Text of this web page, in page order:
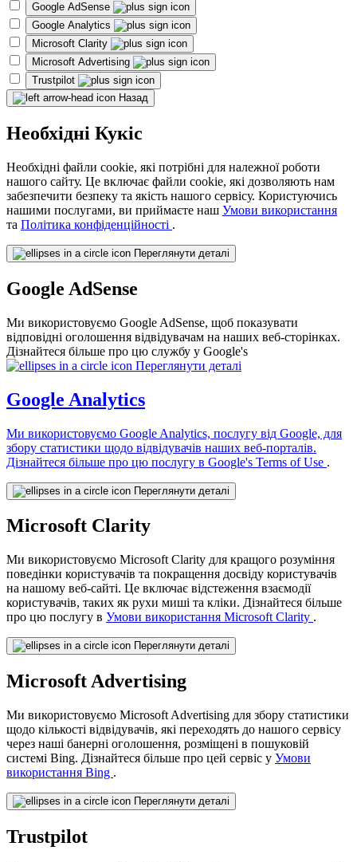
Google AdSense
Google Analytics
Microsoft Clarity
Microsoft Advertising
Trustpilot
Назад
Необхідні Кукіс
Необхідні файли cookie, які потрібні для належної роботи
нашого сайту. Це включає файли cookie, які дозволяють нам
забезпечити безпеку та якість нашого сервісу. Користуючись
нашими послугами, ви приймаєте наш Умови використання
та Політика конфіденційності .
Переглянути деталі
Google AdSense
Ми використовуємо Google AdSense, щоб показувати
відповідні оголошення відвідувачам на наших веб-сторінках.
Дізнайтеся більше про цю службу у Google's
Переглянути деталі
Google Analytics
Ми використовуємо Google Analytics, послугу від Google, для
збору статистики щодо відвідувачів наших веб-порталів.
Дізнайтеся більше про цю послугу в Google's Terms of Use .
Переглянути деталі
Microsoft Clarity
Ми використовуємо Microsoft Clarity для кращого розуміння
поведінки користувачів та покращення досвіду користувачів
на нашому веб-сайті. Це включає відстеження взаємодії
користувачів, таких як рухи миші та кліки. Дізнайтеся більше
про цю послугу в Умови використання Microsoft Clarity .
Переглянути деталі
Microsoft Advertising
Ми використовуємо Microsoft Advertising для збору статистики
щодо кількості відвідувачів, які переходять до нашого сервісу
через наші банерні оголошення, розміщені в пошуковій
системі Bing. Дізнайтеся більше про цей сервіс у Умови
використання Bing .
Переглянути деталі
Trustpilot